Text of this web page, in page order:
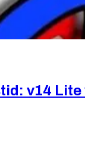
v14 Lite